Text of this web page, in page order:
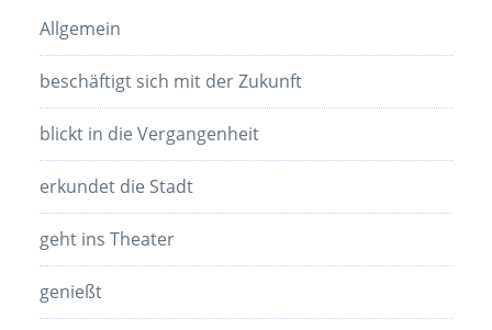
Allgemein
beschäftigt sich mit der Zukunft
blickt in die Vergangenheit
erkundet die Stadt
geht ins Theater
genießt